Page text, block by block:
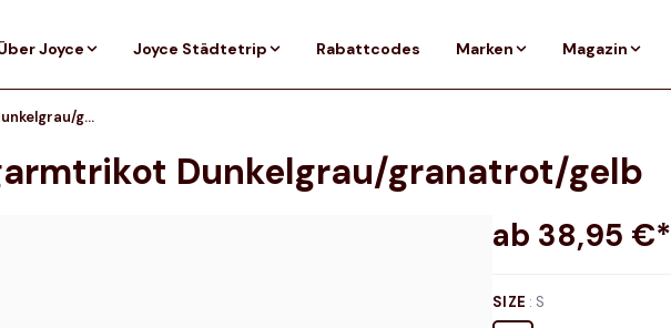
Joyce Joyce Städtetrip Rabattcodes Marken Magazin
Oakley Elements Langarmtrikot dunkelgrau/granatrot/gelb
Dunkelgrau/granatrot/gelb
ab 38,95 €*
SIZE : S